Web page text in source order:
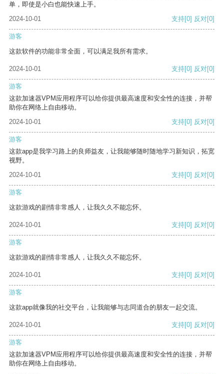
单，即使是小白也能快速上手。
2024-10-01
支持[0] 反对[0]
游客
这款软件的功能非常全面，可以满足我所有需求。
2024-10-01 支持[0] 反对[0]
游客
这款加速器VPM应用程序可以给你提供最高速度和安全性的连接，并帮
助你在网络上自由移动。
2024-10-01
支持[0] 反对[0]
游客
这款app是我学习路上的良师益友，让我能够随时随地学习新知识，拓宽
视野。
2024-10-01
支持[0] 反对[0]
游客
这款游戏的剧情非常感人，让我久久不能忘怀。
2024-10-01 支持[0] 反对[0]
游客
这款游戏的剧情非常感人，让我久久不能忘怀。
2024-10-01 支持[0] 反对[0]
游客
这款app就像我的社交平台，让我能够与志同道合的朋友一起交流。
2024-10-01 支持[0] 反对[0]
游客
这款加速器VPM应用程序可以给你提供最高速度和安全性的连接，并帮
助你在网络上自由移动。